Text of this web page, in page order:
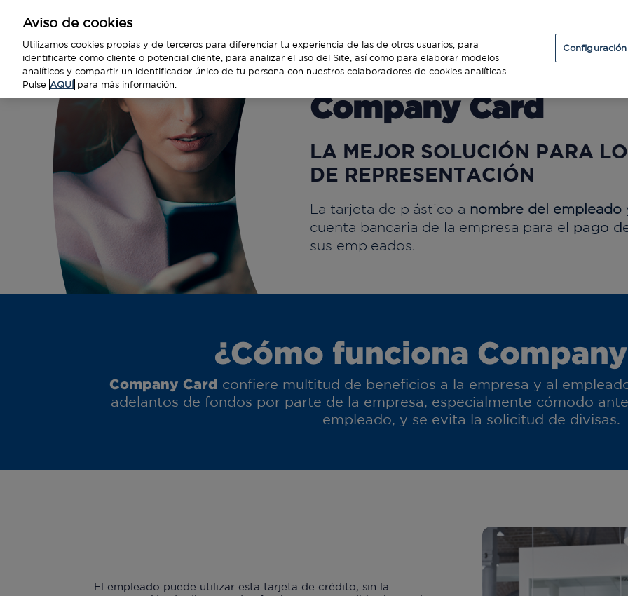
Company Card
LA MEJOR SOLUCIÓN PARA
DE REPRESENTACIÓN
La tarjeta de plástico a nombre del empleado
cuenta bancaria de la empresa para el pago
sus empleados.
¿Cómo funciona
Company Card confiere multitud de beneficios a la empresa y al
adelantos de fondos por parte de la empresa, especialmente cómodo
empleado, y se evita la solicitud de divisas.
El empleado puede utilizar esta tarjeta de crédito, sin la
Aviso de cookies
Utilizamos cookies propias y de terceros para diferenciar tu experiencia de las de otros usuarios, para
identificarte como cliente o potencial cliente, para analizar el uso del Site, así como para elaborar modelos
analíticos y compartir un identificador único de tu persona con nuestros colaboradores de cookies analíticas.
Pulse AQUÍ para más información.